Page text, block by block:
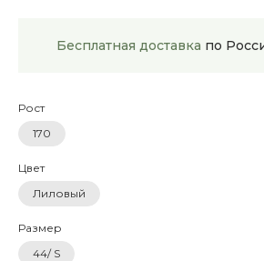
Бесплатная доставка по
Рост
170
Цвет
Лиловый
Размер
44/ S